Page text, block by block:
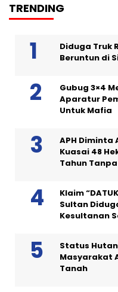
TRENDING
Diduga Truk
Beruntun di
Gubug 3×4
Aparatur
Untuk Mafia
APH Diminta
Kuasai 48
Tahun
Klaim
Sultan
Kesultanan
Status
Masyarakat
Tanah